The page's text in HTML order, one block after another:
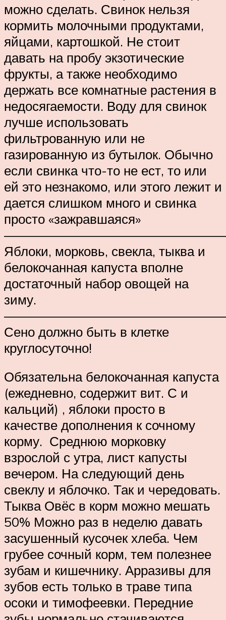
можно сделать. Свинок нельзя
кормить молочными продуктами,
яйцами, картошкой. Не стоит
давать на пробу экзотические
фрукты, а также необходимо
держать все комнатные растения в
недосягаемости. Воду для свинок
лучше использовать
фильтрованную или не
газированную из бутылок. Обычно
если свинка что-то не ест, то или
ей это незнакомо, или этого лежит и
дается слишком много и свинка
просто «зажравшаяся»
Яблоки, морковь, свекла, тыква и
белокочанная капуста вполне
достаточный набор овощей на
зиму.
Сено должно быть в клетке
круглосуточно!
Обязательна белокочанная капуста
(ежедневно, содержит вит. С и
кальций) , яблоки просто в
качестве дополнения к сочному
корму. Среднюю морковку
взрослой с утра, лист капусты
вечером. На следующий день
свеклу и яблочко. Так и чередовать.
Тыква Овёс в корм можно мешать
50% Можно раз в неделю давать
засушенный кусочек хлеба. Чем
грубее сочный корм, тем полезнее
зубам и кишечнику. Арразивы для
зубов есть только в траве типа
осоки и тимофеевки. Передние